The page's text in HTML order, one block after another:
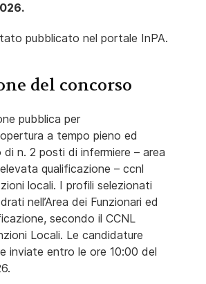
pubblicato nel portale InPA.
del concorso
pubblica per
a tempo pieno ed
n. 2 posti di infermiere – area
qualificazione – ccnl
locali. I profili selezionati
nell’Area dei Funzionari ed
secondo il CCNL
Locali. Le candidature
inviate entro le ore 10:00 del